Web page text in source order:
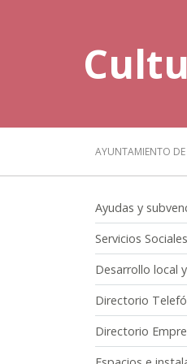
AYUNTAMIENTO DE
Ayudas y
Servicios Sociales
Desarrollo local
Directorio
Directorio